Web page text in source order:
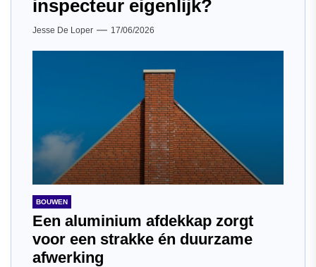
inspecteur eigenlijk?
Jesse De Loper 17/06/2026
BOUWEN
Een aluminium afdekkap zorgt
voor een strakke én duurzame
afwerking